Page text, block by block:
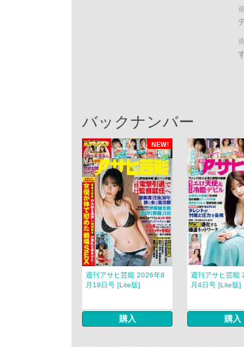
バックナンバー
NEW!
週刊アサヒ芸能 2026年8
月18日号 [Lite版]
購入
週刊アサヒ芸能
月4日号 [Lite版]
購入